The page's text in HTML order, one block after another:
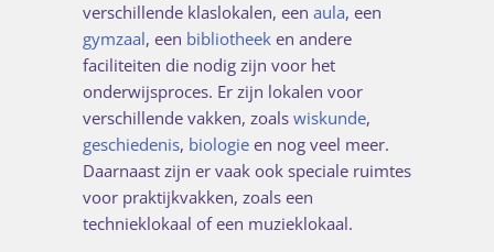
verschillende klaslokalen, een aula, een
gymzaal, een bibliotheek en andere
faciliteiten die nodig zijn voor het
onderwijsproces. Er zijn lokalen voor
verschillende vakken, zoals wiskunde,
geschiedenis, biologie en nog veel meer.
Daarnaast zijn er vaak ook speciale ruimtes
voor praktijkvakken, zoals een
technieklokaal of een muzieklokaal.